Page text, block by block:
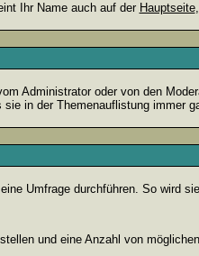
Ihr Name auch auf der Hauptseite
Administrator oder von den
in der Themenauflistung immer
Umfrage durchführen. So wird
und eine Anzahl von